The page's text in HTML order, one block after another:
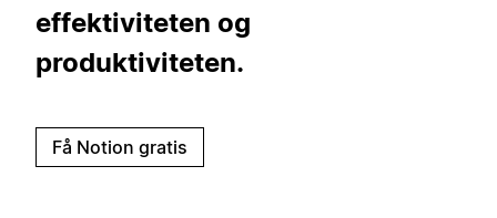
effektiviteten og
produktiviteten.
Få Notion gratis